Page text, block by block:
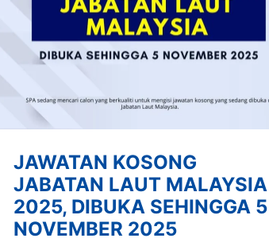
JAWATAN KOSONG
JABATAN LAUT MALAYSIA
2025, DIBUKA SEHINGGA 5
NOVEMBER 2025